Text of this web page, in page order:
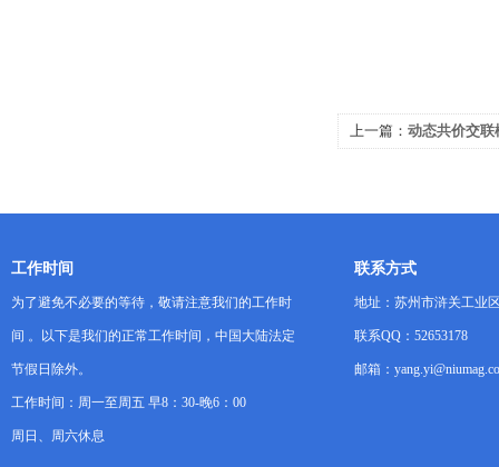
上一篇： 动态共价交联
工作时间
为了避免不必要的等待，敬请注意我们的工作时
间 。以下是我们的正常工作时间，中国大陆法定
节假日除外。
工作时间：周一至周五 早8：30-晚6：00
周日、周六休息
联系方式
地址：苏州市浒关工业
联系QQ：52653178
邮箱：